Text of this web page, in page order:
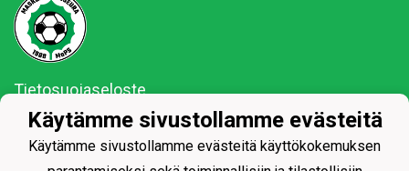
Tietosuojaseloste
MaPS vaan ja se on siinä!
Käytämme sivustollamme evästeitä
Käytämme sivustollamme evästeitä käyttökokemuksen